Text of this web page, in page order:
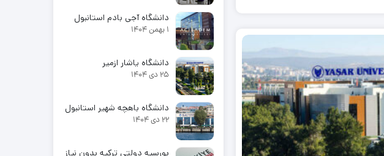
دانشگاه آجی بادم استانبول
1 بهمن 1404
دانشگاه یاشار ازمیر
25 دی 1404
دانشگاه باهچه شهیر استانبول
22 دی 1404
بورسیه دولتی ترکیه بدون نیاز